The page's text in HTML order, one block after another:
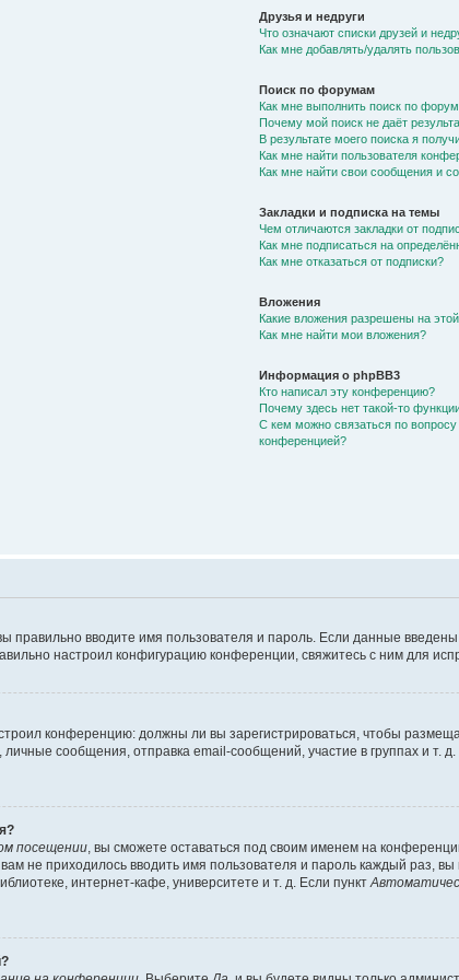
Друзья и недруги
Что означают списки друзей и
Как мне добавлять/удалять
Поиск по форумам
Как мне выполнить поиск по
Почему мой поиск не даёт
В результате моего поиска я
Как мне найти пользователя
Как мне найти свои сообщения и
Закладки и подписка на темы
Чем отличаются закладки от
Как мне подписаться на
Как мне отказаться от подписки?
Вложения
Какие вложения разрешены на
Как мне найти мои вложения?
Информация о phpBB3
Кто написал эту конференцию?
Почему здесь нет такой-то
С кем можно связаться по вопросу
конференцией?
правильно вводите имя пользователя и пароль. Если данные
настроил конфигурацию конференции, свяжитесь с ним для
конференцию: должны ли вы зарегистрироваться, чтобы
сообщения, отправка email-сообщений, участие в группах и т.
посещении , вы сможете оставаться под своим именем на
не приходилось вводить имя пользователя и пароль каждый раз,
интернет-кафе, университете и т. д. Если пункт